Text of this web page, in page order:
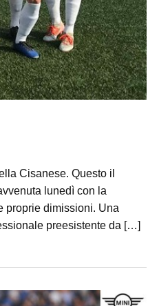
Cisanese. Questo il
lunedì con la
proprie dimissioni. Una
preesistente da […]